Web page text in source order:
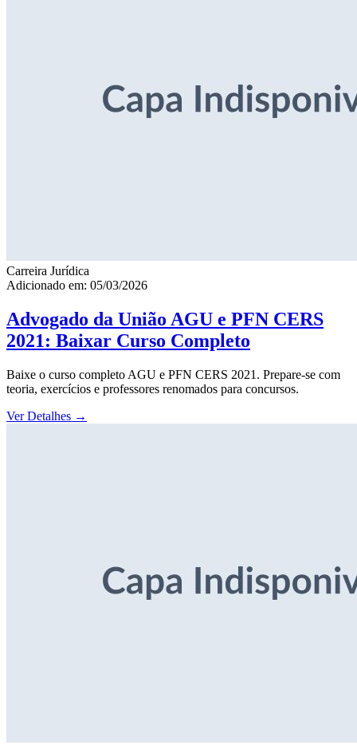
Carreira Jurídica
Adicionado em: 05/03/2026
Advogado da União AGU e PFN CERS
2021: Baixar Curso Completo
Baixe o curso completo AGU e PFN CERS 2021. Prepare-se com
teoria, exercícios e professores renomados para concursos.
Ver Detalhes →